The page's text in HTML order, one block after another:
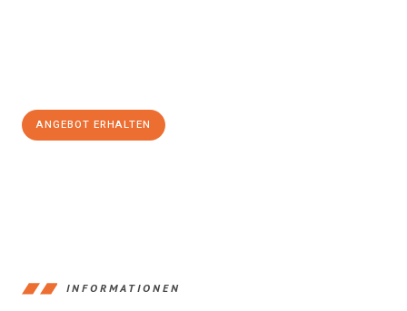
ANGEBOT ERHALTEN
INFORMATIONEN